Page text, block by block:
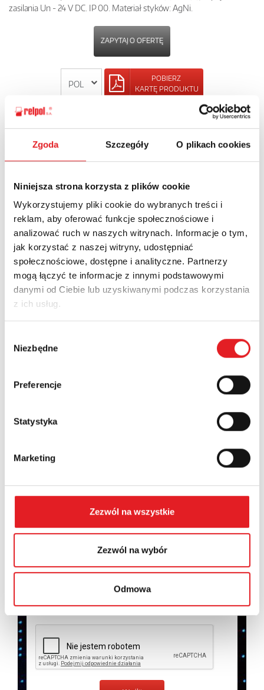
Zgoda Szczegóły O plikach cookies
Niniejsza strona korzysta z plików cookie
Wykorzystujemy pliki cookie do wybranych treści i
reklam, aby oferować funkcje społecznościowe i
analizować ruch w naszych witrynach. Informacje o tym,
jak korzystać z naszej witryny, udostępniać
społecznościowe, dostępne i analityczne. Partnerzy
mogą łączyć te informacje z innymi podstawowymi
danymi od Ciebie lub uzyskiwanymi podczas korzystania
z ich usług.
zgody
Niezbędne
Preferencje
Statystyka
Marketing
Zezwól na wszystkie
Zezwól na wybór
Odmowa
zasilania Un - 24 V DC. IP 00. Materiał styków: AgNi.
ZAPYTAJ O OFERTĘ
POBIERZ
KARTĘ PRODUKTU
Zapytaj o szczegóły oferty
Imię i nazwisko: *
Adres e-mail: *
Treść: *
Wyrażam zgodę na przetwarzanie moich danych
osobowych przez Relpol S.A. Więcej informacji na
temat przetwarzania danych osobowych wPolityce
Zapoznałem z treściąPolityki Prywatności*